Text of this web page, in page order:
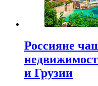
Россияне
и Грузии